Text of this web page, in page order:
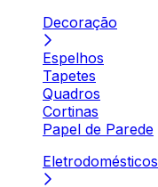
Decoração
Espelhos
Tapetes
Quadros
Cortinas
Papel de Parede
Eletrodomésticos